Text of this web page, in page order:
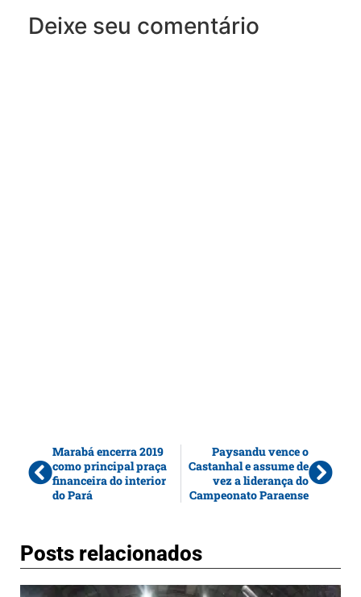
Deixe seu comentário
Marabá encerra 2019
como principal praça
financeira do interior
do Pará
Paysandu vence o
Castanhal e assume de
vez a liderança do
Campeonato Paraense
Posts relacionados